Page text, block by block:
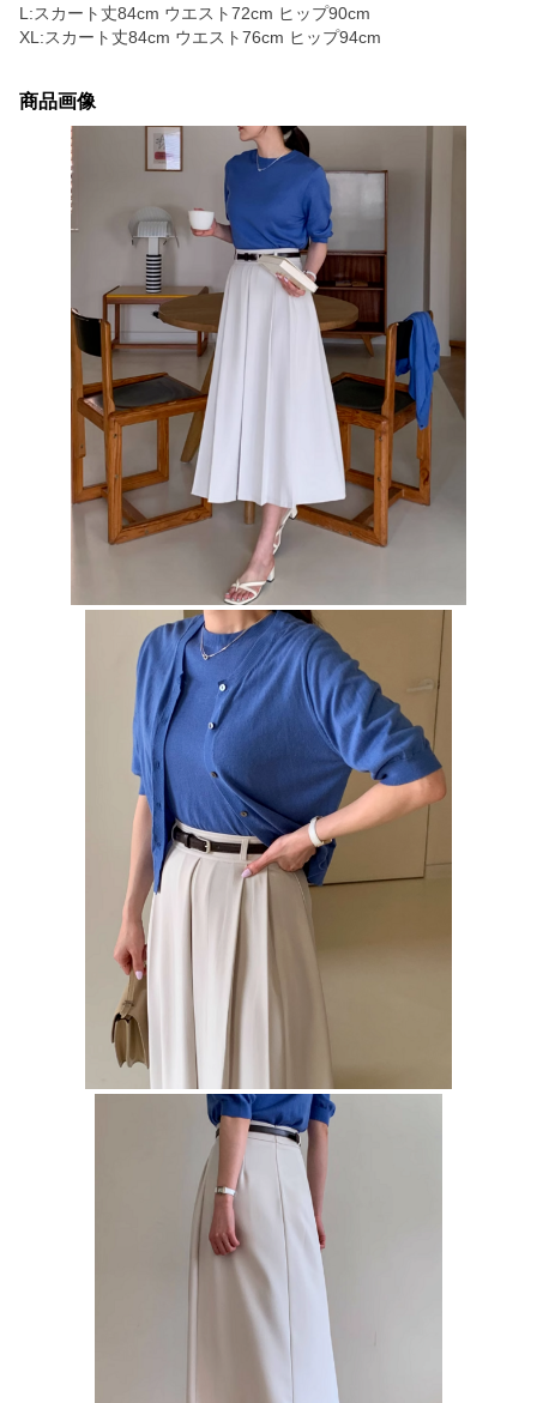
L:スカート丈84cm ウエスト72cm ヒップ90cm
XL:スカート丈84cm ウエスト76cm ヒップ94cm
商品画像